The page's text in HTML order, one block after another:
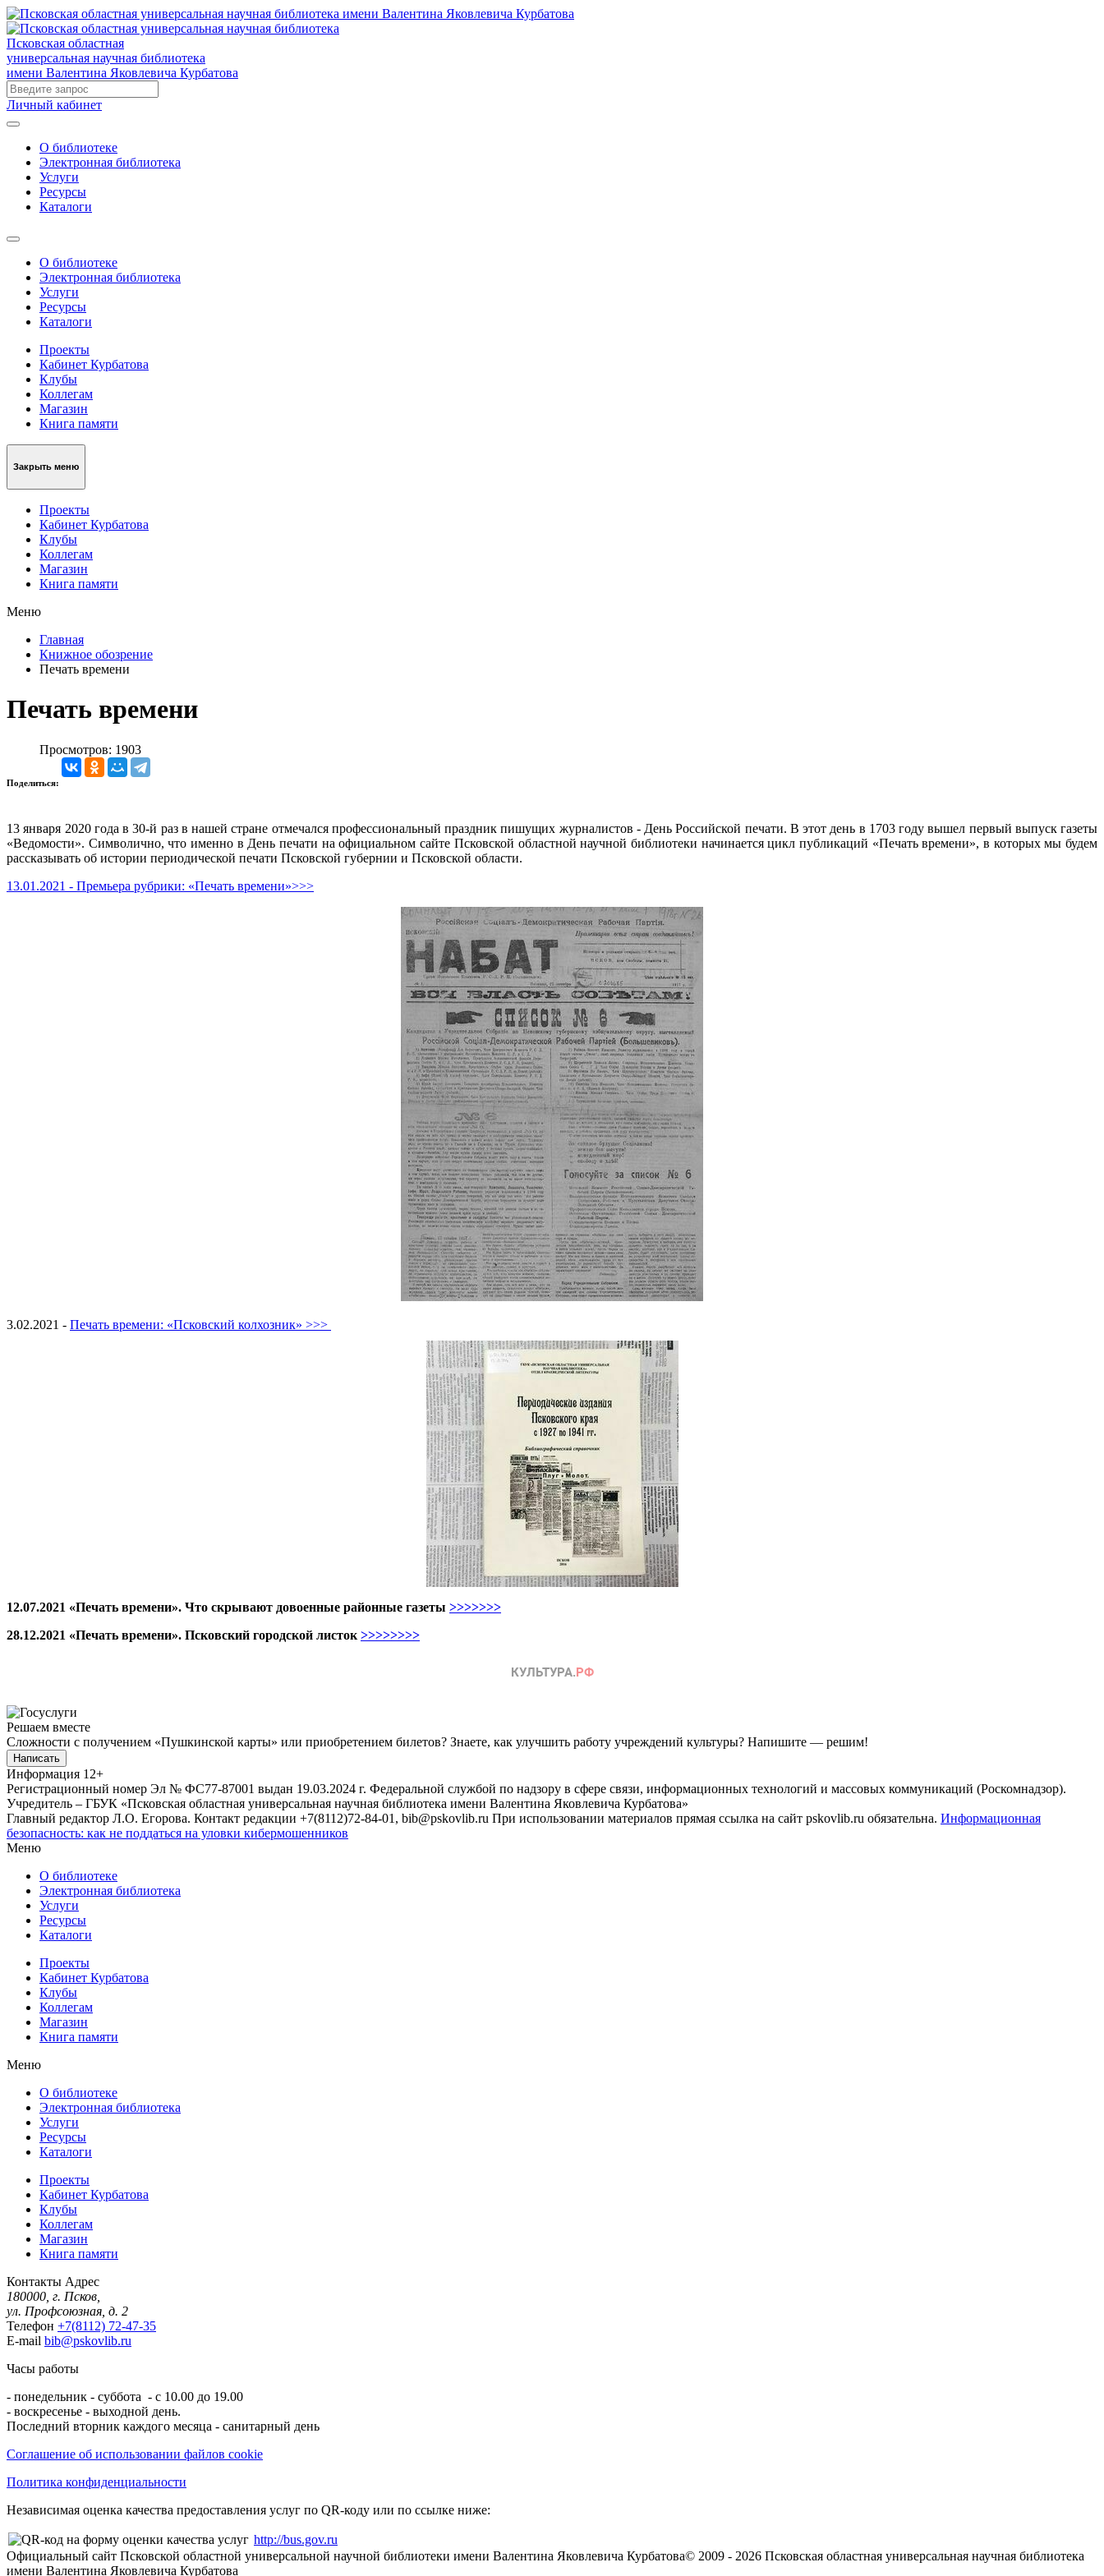
Псковская областная
универсальная научная библиотека
имени Валентина Яковлевича Курбатова
Личный кабинет
О библиотеке
Электронная библиотека
Услуги
Ресурсы
Каталоги
О библиотеке
Электронная библиотека
Услуги
Ресурсы
Каталоги
Проекты
Кабинет Курбатова
Клубы
Коллегам
Магазин
Книга памяти
Закрыть меню
Проекты
Кабинет Курбатова
Клубы
Коллегам
Магазин
Книга памяти
Меню
Главная
Книжное обозрение
Печать времени
Печать времени
Просмотров: 1903
Поделиться:
13 января 2020 года в 30-й раз в нашей стране отмечался профессиональный праздник пишущих журналистов - День Российской печати. В этот день в 1703 году вышел первый выпуск газеты
«Ведомости». Символично, что именно в День печати на официальном сайте Псковской областной научной библиотеки начинается цикл публикаций «Печать времени», в которых мы будем
рассказывать об истории периодической печати Псковской губернии и Псковской области.
13.01.2021 - Премьера рубрики: «Печать времени»>>>
3.02.2021 - Печать времени: «Псковский колхозник» >>>
12.07.2021 «Печать времени». Что скрывают довоенные районные газеты >>>>>>>
28.12.2021 «Печать времени». Псковский городской листок >>>>>>>>
Решаем вместе
Сложности с получением «Пушкинской карты» или приобретением билетов? Знаете, как улучшить работу учреждений культуры? Напишите — решим!
Написать
Информация 12+
Регистрационный номер Эл № ФС77-87001 выдан 19.03.2024 г. Федеральной службой по надзору в сфере связи, информационных технологий и массовых коммуникаций (Роскомнадзор).
Учредитель – ГБУК «Псковская областная универсальная научная библиотека имени Валентина Яковлевича Курбатова»
Главный редактор Л.О. Егорова. Контакт редакции +7(8112)72-84-01, bib@pskovlib.ru При использовании материалов прямая ссылка на сайт pskovlib.ru обязательна. Информационная
безопасность: как не поддаться на уловки кибермошенников
Меню
О библиотеке
Электронная библиотека
Услуги
Ресурсы
Каталоги
Проекты
Кабинет Курбатова
Клубы
Коллегам
Магазин
Книга памяти
Меню
О библиотеке
Электронная библиотека
Услуги
Ресурсы
Каталоги
Проекты
Кабинет Курбатова
Клубы
Коллегам
Магазин
Книга памяти
Контакты Адрес
180000, г. Псков,
ул. Профсоюзная, д. 2
Телефон +7(8112) 72-47-35
E-mail bib@pskovlib.ru
Часы работы
- понедельник - суббота - с 10.00 до 19.00
- воскресенье - выходной день.
Последний вторник каждого месяца - санитарный день
Соглашение об использовании файлов cookie
Политика конфиденциальности
Независимая оценка качества предоставления услуг по QR-коду или по ссылке ниже:
http://bus.gov.ru
Официальный сайт Псковской областной универсальной научной библиотеки имени Валентина Яковлевича Курбатова© 2009 - 2026 Псковская областная универсальная научная библиотека
имени Валентина Яковлевича Курбатова